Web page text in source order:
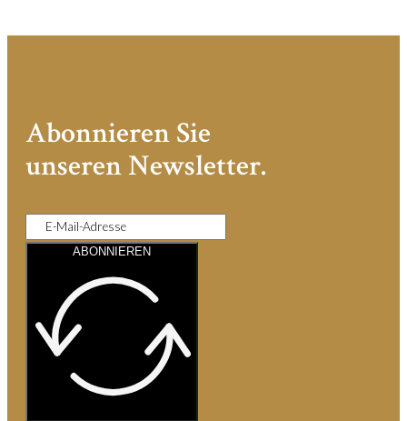
Abonnieren Sie
unseren Newsletter.
ABONNIEREN